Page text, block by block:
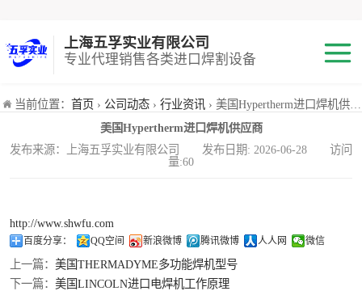
上海五孚实业有限公司
专业代理销售各类进口焊割设备
当前位置： 首页 › 公司动态 › 行业资讯 › 美国Hypertherm进口焊机供应商
美国Hypertherm进口焊机供应商
发布来源：上海五孚实业有限公司 发布日期: 2026-06-28 访问
量:60
http://www.shwfu.com
百度分享： QQ空间 新浪微博 腾讯微博 人人网 微信
上一篇： 美国THERMADYME多功能焊机型号
下一篇： 美国LINCOLN进口电焊机工作原理
焊机
切割机
小池划线嘴
气体混合配比器